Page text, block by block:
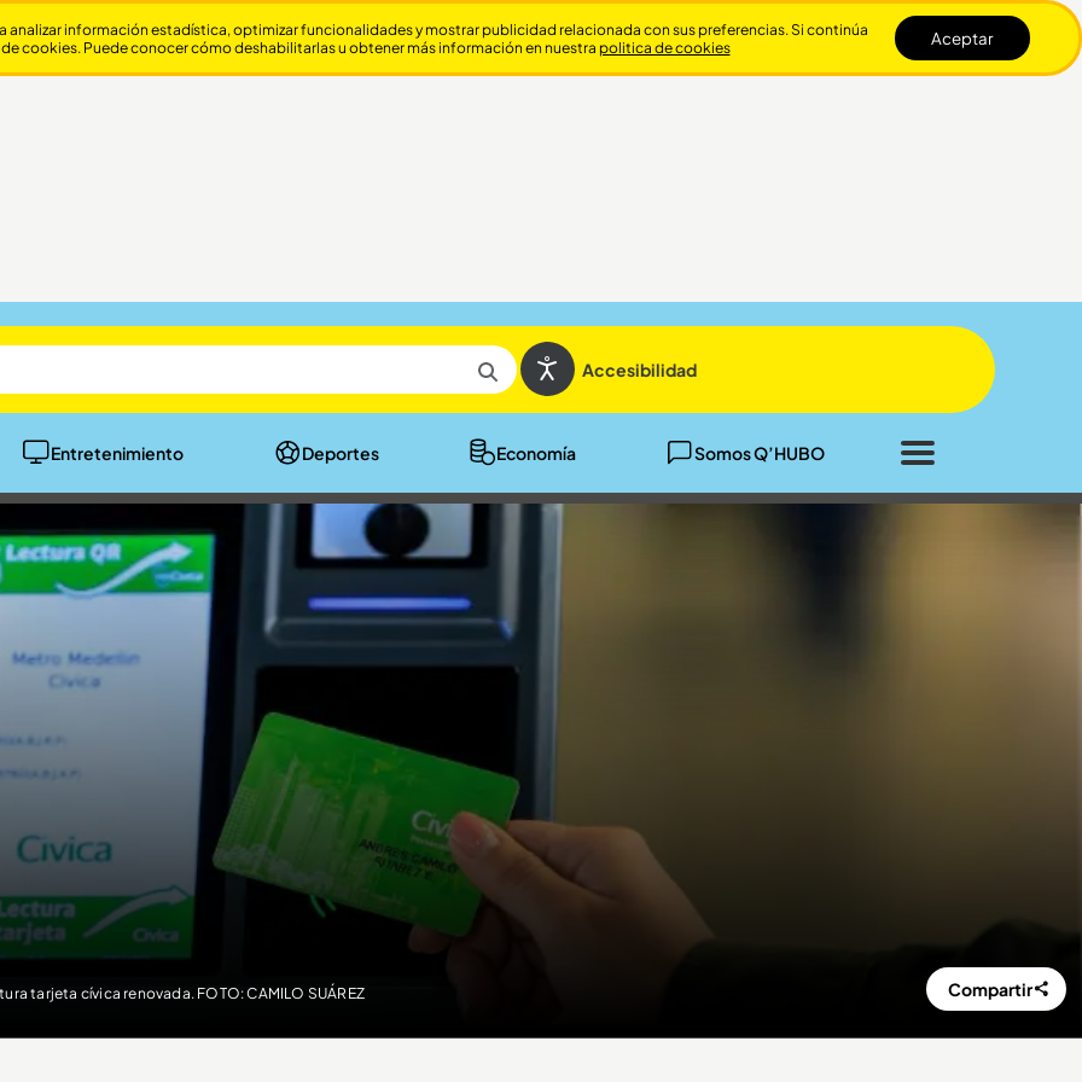
Accesibilidad
Entretenimiento Deportes Economía Somos Q’HUBO
Cerrar
tarjeta cívica renovada. FOTO: CAMILO SUÁREZ Compartir
información estadística, optimizar funcionalidades y mostrar publicidad relacionada con sus preferencias. Si continúa
cookies. Puede conocer cómo deshabilitarlas u obtener más información en nuestra politica de cookies Aceptar